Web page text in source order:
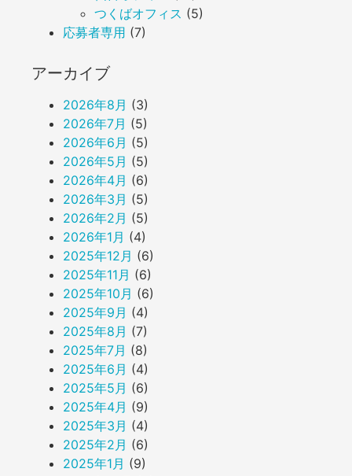
つくばオフィス (5)
応募者専用 (7)
アーカイブ
2026年8月 (3)
2026年7月 (5)
2026年6月 (5)
2026年5月 (5)
2026年4月 (6)
2026年3月 (5)
2026年2月 (5)
2026年1月 (4)
2025年12月 (6)
2025年11月 (6)
2025年10月 (6)
2025年9月 (4)
2025年8月 (7)
2025年7月 (8)
2025年6月 (4)
2025年5月 (6)
2025年4月 (9)
2025年3月 (4)
2025年2月 (6)
2025年1月 (9)